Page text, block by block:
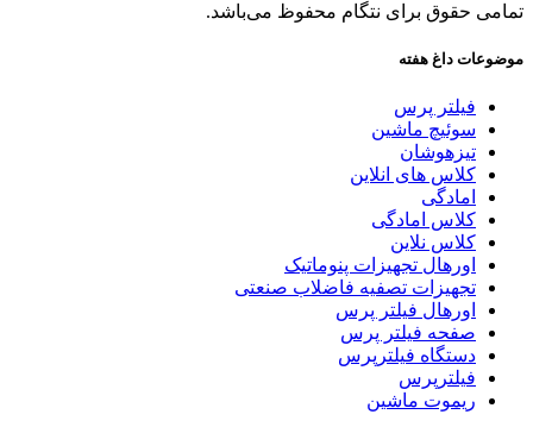
تمامی حقوق برای نتگام محفوظ می‌باشد.
موضوعات داغ هفته
فیلتر پرس
سوئیچ ماشین
تیزهوشان
کلاس های انلاین
امادگی
کلاس امادگی
کلاس نلاین
اورهال تجهیزات پنوماتیک
تجهیزات تصفیه فاضلاب صنعتی
اورهال فیلتر پرس
صفحه فیلتر پرس
دستگاه فیلترپرس
فیلترپرس
ریموت ماشین